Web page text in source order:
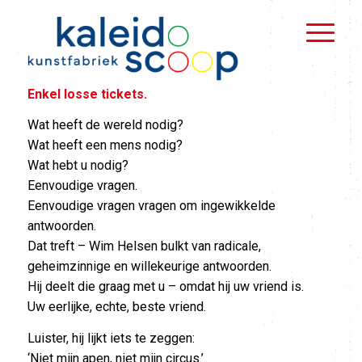
Enkel losse tickets.
Wat heeft de wereld nodig?
Wat heeft een mens nodig?
Wat hebt u nodig?
Eenvoudige vragen.
Eenvoudige vragen vragen om ingewikkelde
antwoorden.
Dat treft – Wim Helsen bulkt van radicale,
geheimzinnige en willekeurige antwoorden.
Hij deelt die graag met u – omdat hij uw vriend is.
Uw eerlijke, echte, beste vriend.
Luister, hij lijkt iets te zeggen:
‘Niet mijn apen, niet mijn circus.’